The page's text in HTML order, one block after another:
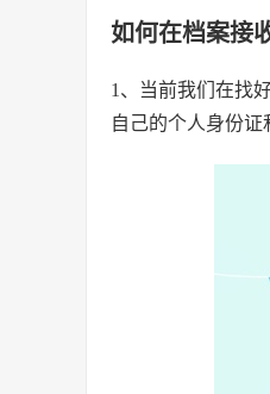
如何在档案接
1、当前我们在找
自己的个人身份证